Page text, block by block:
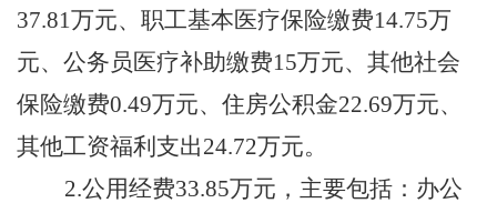
37.81万元、职工基本医疗保险缴费14.75万
元、公务员医疗补助缴费15万元、其他社会
保险缴费0.49万元、住房公积金22.69万元、
其他工资福利支出24.72万元。
2.公用经费33.85万元，主要包括：办公